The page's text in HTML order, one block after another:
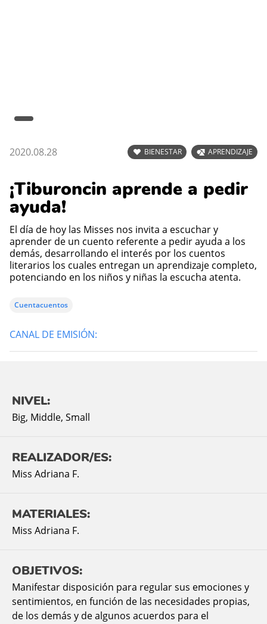
2020.08.28 BIENESTAR APRENDIZAJE
¡Tiburoncin aprende a pedir
ayuda!
El día de hoy las Misses nos invita a escuchar y
aprender de un cuento referente a pedir ayuda a los
demás, desarrollando el interés por los cuentos
literarios los cuales entregan un aprendizaje completo,
potenciando en los niños y niñas la escucha atenta.
Cuentacuentos
CANAL DE EMISIÓN:
NIVEL:
Big, Middle, Small
REALIZADOR/ES:
Miss Adriana F.
MATERIALES:
Miss Adriana F.
OBJETIVOS:
Manifestar disposición para regular sus emociones y
sentimientos, en función de las necesidades propias,
de los demás y de algunos acuerdos para el